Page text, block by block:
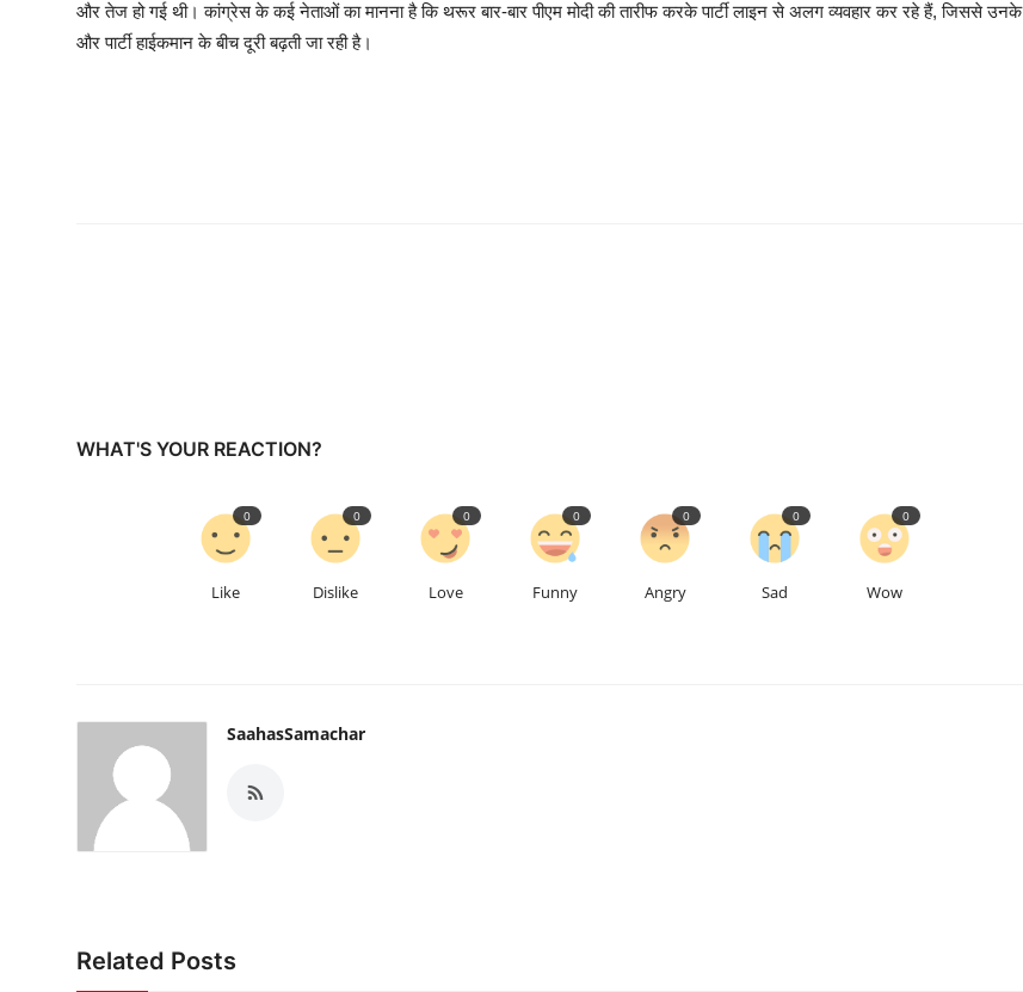
और तेज हो गई थी। कांग्रेस के कई नेताओं का मानना है कि थरूर बार-बार पीएम मोदी की तारीफ करके पार्टी लाइन से अलग व्यवहार कर रहे हैं, जिससे उनके
और पार्टी हाईकमान के बीच दूरी बढ़ती जा रही है।
WHAT'S YOUR REACTION?
Like
0
Dislike
0
Love
0
Funny
0
Angry
0
Sad
0
Wow
0
SaahasSamachar
Related Posts